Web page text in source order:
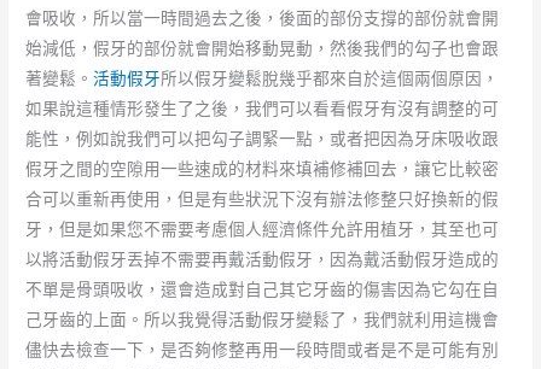
會吸收，所以當一時間過去之後，後面的部份支撐的部份就會開
始減低，假牙的部份就會開始移動晃動，然後我們的勾子也會跟
著變鬆。活動假牙所以假牙變鬆脫幾乎都來自於這個兩個原因，
如果說這種情形發生了之後，我們可以看看假牙有沒有調整的可
能性，例如說我們可以把勾子調緊一點，或者把因為牙床吸收跟
假牙之間的空隙用一些速成的材料來填補修補回去，讓它比較密
合可以重新再使用，但是有些狀況下沒有辦法修整只好換新的假
牙，但是如果您不需要考慮個人經濟條件允許用植牙，其至也可
以將活動假牙丟掉不需要再戴活動假牙，因為戴活動假牙造成的
不單是骨頭吸收，還會造成對自己其它牙齒的傷害因為它勾在自
己牙齒的上面。所以我覺得活動假牙變鬆了，我們就利用這機會
儘快去檢查一下，是否夠修整再用一段時間或者是不是可能有別